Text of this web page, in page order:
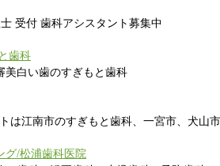
受付 歯科アシスタント募集中
歯科
美白い歯のすぎもと歯科
は江南市のすぎもと歯科、一宮市、犬山
グ/松浦歯科医院